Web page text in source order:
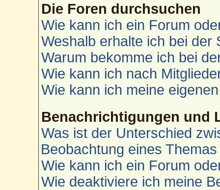
Die Foren durchsuchen
Wie kann ich ein Forum
Weshalb erhalte ich bei der
Warum bekomme ich bei
Wie kann ich nach
Wie kann ich meine
Benachrichtigungen und
Was ist der Unterschied
Beobachtung eines
Wie kann ich ein Forum
Wie deaktiviere ich meine